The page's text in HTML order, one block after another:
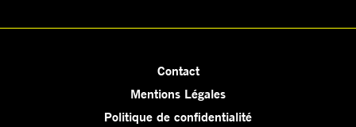
Contact
Mentions Légales
Politique de confidentialité